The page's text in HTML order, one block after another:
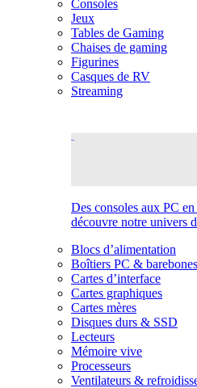
Consoles
Jeux
Tables de Gaming
Chaises de gaming
Figurines
Casques de RV
Streaming
Des consoles aux PC
découvre notre univers
Blocs d’alimentation
Boîtiers PC & barebones
Cartes d’interface
Cartes graphiques
Cartes mères
Disques durs & SSD
Lecteurs
Mémoire vive
Processeurs
Ventilateurs &